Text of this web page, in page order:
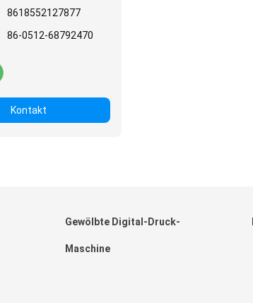
8618552127877
86-0512-68792470
Kontakt
Gewölbte Digital-Druck-
Maschine